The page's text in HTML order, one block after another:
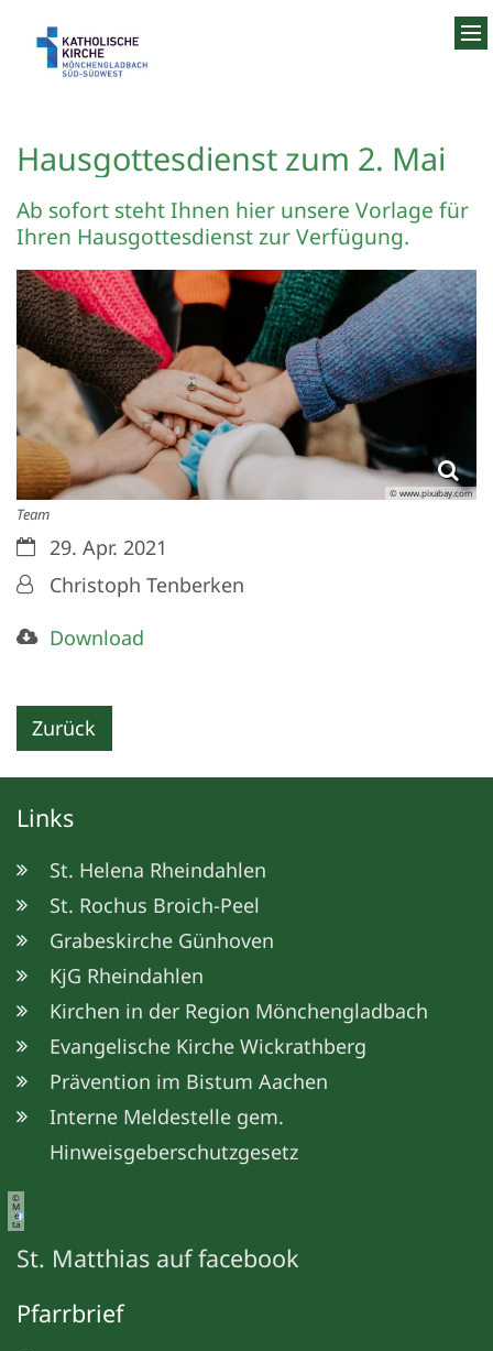
Hausgottesdienst zum 2. Mai
Ab sofort steht Ihnen hier unsere Vorlage für
Ihren Hausgottesdienst zur Verfügung.
© www.pixabay.com
Team
Datum:29. Apr. 2021
Von:Christoph Tenberken
Download
Zurück
Links
St. Helena Rheindahlen
St. Rochus Broich-Peel
Grabeskirche Günhoven
KjG Rheindahlen
Kirchen in der Region Mönchengladbach
Evangelische Kirche Wickrathberg
Prävention im Bistum Aachen
Interne Meldestelle gem.
Hinweisgeberschutzgesetz
©
M
e
ta
St. Matthias auf facebook
Pfarrbrief